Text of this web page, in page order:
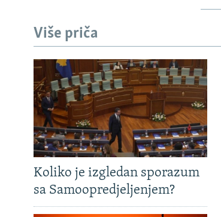
Više priča
Koliko je izgledan sporazum
sa Samoopredjeljenjem?